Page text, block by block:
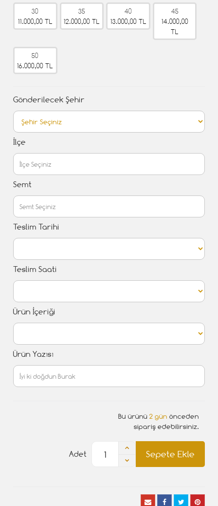
30
11.000,00 TL
35
12.000,00 TL
40
13.000,00 TL
45
14.000,00
TL
50
16.000,00 TL
Gönderilecek Şehir
İlçe
Semt
Teslim Tarihi
Teslim Saati
Ürün İçeriği
Ürün Yazısı
Bu ürünü 2 gün önceden
sipariş edebilirsiniz.
Sepete Ekle
Adet